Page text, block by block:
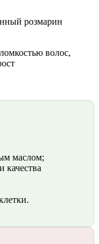
розмарин
волос,
маслом;
качества